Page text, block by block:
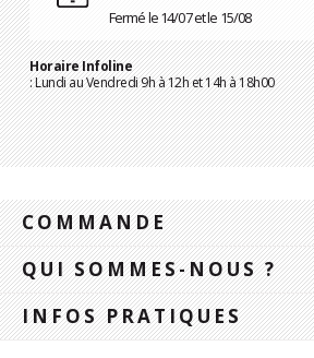
Fermé le 14/07 et le 15/08
Horaire Infoline
: Lundi au Vendredi 9h à 12h et 14h à 18h00
COMMANDE
QUI SOMMES-NOUS ?
INFOS PRATIQUES